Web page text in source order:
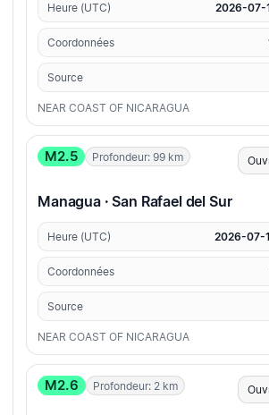
Heure (UTC) 2026-07-
Coordonnées
Source
NEAR COAST OF NICARAGUA
M2.5 Profondeur: 99 km
Managua · San Rafael del Sur
Heure (UTC) 2026-07-
Coordonnées
Source
NEAR COAST OF NICARAGUA
M2.6 Profondeur: 2 km